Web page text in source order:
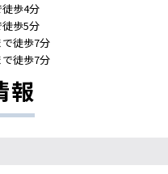
歩4分
歩5分
徒歩7分
徒歩7分
報